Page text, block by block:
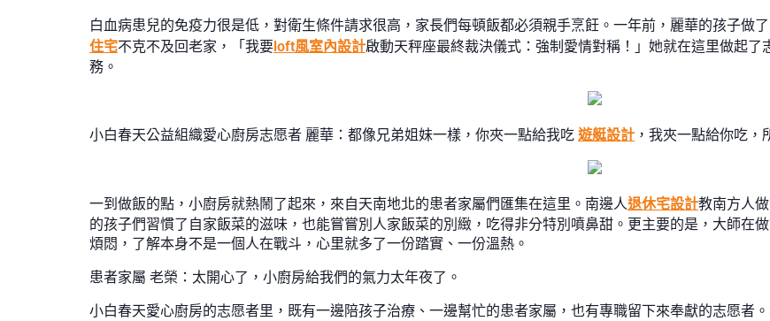
白血病患兒的免疫力很是低，對衛生條件請求很高，家長們每頓飯都必須親手烹飪。一年前，麗華的孩子做
住宅不克不及回老家，「我要loft風室內設計啟動天秤座最終裁決儀式：強制愛情對稱！」她就在這里做起
務。
小白春天公益組織愛心廚房志愿者 麗華：都像兄弟姐妹一樣，你夾一點給我吃 遊艇設計 ，我夾一點給你吃，
一到做飯的點，小廚房就熱鬧了起來，來自天南地北的患者家屬們匯集在這里。南邊人退休宅設計教南方人
的孩子們習慣了自家飯菜的滋味，也能嘗嘗別人家飯菜的別緻，吃得非分特別噴鼻甜。更主要的是，大師在
煩悶，了解本身不是一個人在戰斗，心里就多了一份踏實、一份溫熱。
患者家屬 老榮：太開心了，小廚房給我們的氣力太年夜了。
小白春天愛心廚房的志愿者里，既有一邊陪孩子治療、一邊幫忙的患者家屬，也有專職留下來奉獻的志愿者